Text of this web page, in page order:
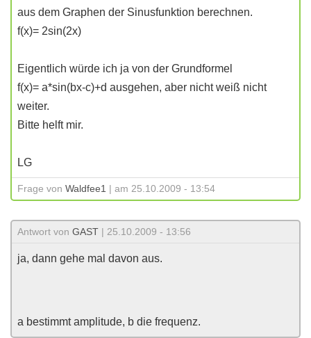
aus dem Graphen der Sinusfunktion berechnen.
f(x)= 2sin(2x)
Eigentlich würde ich ja von der Grundformel
f(x)= a*sin(bx-c)+d ausgehen, aber nicht weiß nicht
weiter.
Bitte helft mir.
LG
Frage von Waldfee1 | am 25.10.2009 - 13:54
Antwort von GAST | 25.10.2009 - 13:56
ja, dann gehe mal davon aus.
a bestimmt amplitude, b die frequenz.